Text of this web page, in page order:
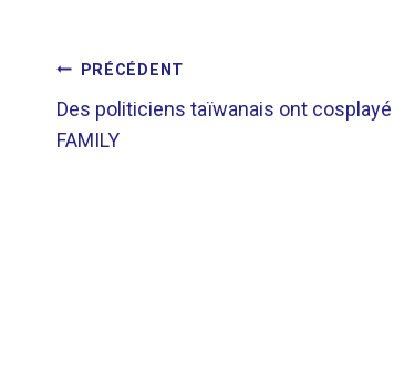
DE
PRÉCÉDENT
Des politiciens taïwanais ont cosplayé
FAMILY